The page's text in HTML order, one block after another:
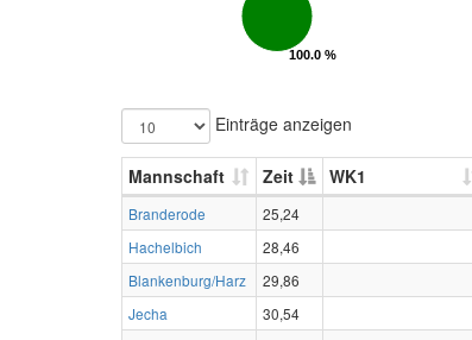
100.0 %
100.0 %
Einträge anzeigen
Mannschaft Zeit WK1
Branderode
25,24
Hachelbich
28,46
Blankenburg/Harz
29,86
Jecha
30,54